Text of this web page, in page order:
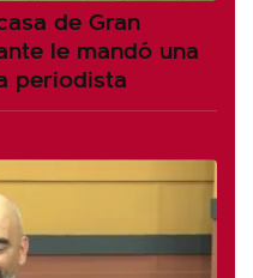
de Gran
le mandó una
periodista